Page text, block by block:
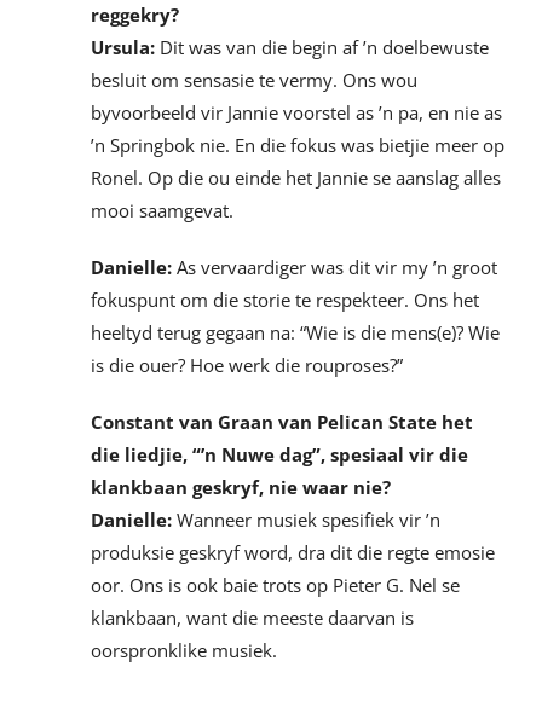
reggekry?
Ursula: Dit was van die begin af ’n doelbewuste
besluit om sensasie te vermy. Ons wou
byvoorbeeld vir Jannie voorstel as ’n pa, en nie as
’n Springbok nie. En die fokus was bietjie meer op
Ronel. Op die ou einde het Jannie se aanslag alles
mooi saamgevat.
Danielle:As vervaardiger was dit vir my ’n groot
fokuspunt om die storie te respekteer. Ons het
heeltyd terug gegaan na: “Wie is die mens(e)? Wie
is die ouer? Hoe werk die rouproses?”
Constant van Graan van Pelican State het
die liedjie, “’n Nuwe dag”, spesiaal vir die
klankbaan geskryf, nie waar nie?
Danielle:Wanneer musiek spesifiek vir ’n
produksie geskryf word, dra dit die regte emosie
oor. Ons is ook baie trots op Pieter G. Nel se
klankbaan, want die meeste daarvan is
oorspronklike musiek.